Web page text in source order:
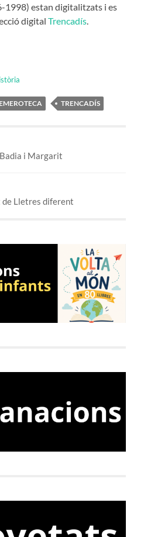
1998) estan digitalitzats i es
digitalTrencadís
TRENCADÍS
i Margarit
de Lletres diferent